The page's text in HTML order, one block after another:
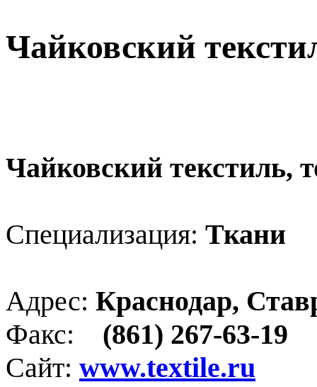
Чайковский
Чайковский текстиль,
Специализация: Ткани
Адрес: Краснодар,
Факс: (861) 267-63-19
Сайт: www.textile.ru